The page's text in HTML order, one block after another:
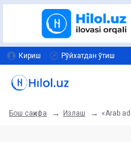
Кириш Рўйхатдан ўтиш
Бош саҳифа Излаш «Arab